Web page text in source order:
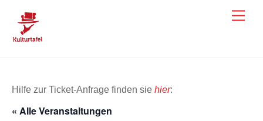
content
Hilfe zur Ticket-Anfrage finden sie hier:
« Alle Veranstaltungen